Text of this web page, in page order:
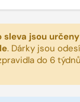
sleva jsou
. Dárky jsou
do 6